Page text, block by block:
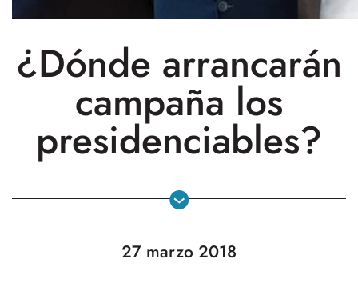
¿Dónde arrancarán
campaña los
presidenciables?
27 marzo 2018